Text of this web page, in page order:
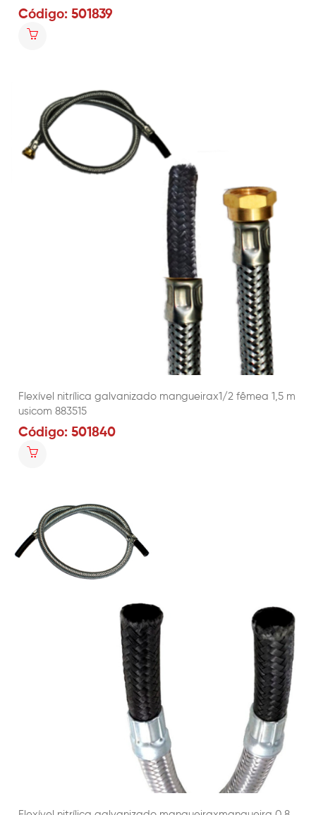
Código: 501839
Flexível nitrílica galvanizado mangueirax1/2 fêmea 1,5 m
usicom 883515
Código: 501840